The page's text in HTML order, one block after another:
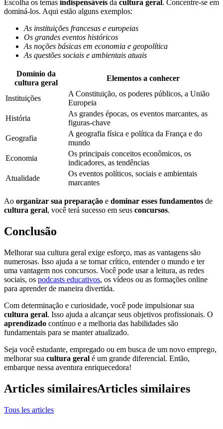
Escolha os temas indispensáveis da cultura geral. Concentre-se em
dominá-los. Aqui estão alguns exemplos:
As instituições francesas e europeias
Os grandes eventos históricos
As noções básicas em economia e geopolítica
As questões sociais e ambientais atuais
Domínio da
cultura geral
Elementos a conhecer
Instituições
A Constituição, os poderes públicos, a União
Europeia
História
As grandes épocas, os eventos marcantes, as
figuras-chave
Geografia
A geografia física e política da França e do
mundo
Economia
Os principais conceitos econômicos, os
indicadores, as tendências
Atualidade
Os eventos políticos, sociais e ambientais
marcantes
Ao organizar sua preparação e dominar esses fundamentos de
cultura geral, você terá sucesso em seus concursos.
Conclusão
Melhorar sua cultura geral exige esforço, mas as vantagens são
numerosas. Isso ajuda a se tornar crítico, entender o mundo e ter
uma vantagem nos concursos. Você pode usar a leitura, as redes
sociais, os podcasts educativos, os vídeos ou as formações online
para aprender de maneira divertida.
Com determinação e curiosidade, você pode impulsionar sua
cultura geral. Isso ajuda a alcançar seus objetivos profissionais. O
aprendizado contínuo e a melhoria das habilidades são
fundamentais para se manter atualizado.
Seja você estudante, empregado ou em busca de um novo emprego,
melhorar sua cultura geral é um grande diferencial. Então,
embarque nessa aventura enriquecedora!
Articles similairesArticles similaires
Tous les articles